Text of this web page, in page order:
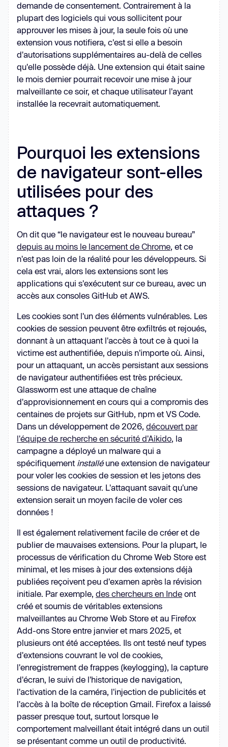
demande de consentement. Contrairement à la
plupart des logiciels qui vous sollicitent pour
approuver les mises à jour, la seule fois où une
extension vous notifiera, c'est si elle a besoin
d'autorisations supplémentaires au-delà de celles
qu'elle possède déjà. Une extension qui était saine
le mois dernier pourrait recevoir une mise à jour
malveillante ce soir, et chaque utilisateur l'ayant
installée la recevrait automatiquement.
Pourquoi les extensions
de navigateur sont-elles
utilisées pour des
attaques ?
On dit que “le navigateur est le nouveau bureau”
depuis au moins le lancement de Chrome, et ce
n'est pas loin de la réalité pour les développeurs. Si
cela est vrai, alors les extensions sont les
applications qui s'exécutent sur ce bureau, avec un
accès aux consoles GitHub et AWS.
Les cookies sont l'un des éléments vulnérables. Les
cookies de session peuvent être exfiltrés et rejoués,
donnant à un attaquant l'accès à tout ce à quoi la
victime est authentifiée, depuis n'importe où. Ainsi,
pour un attaquant, un accès persistant aux sessions
de navigateur authentifiées est très précieux.
Glassworm est une attaque de chaîne
d'approvisionnement en cours qui a compromis des
centaines de projets sur GitHub, npm et VS Code.
Dans un développement de 2026, découvert par
l'équipe de recherche en sécurité d'Aikido, la
campagne a déployé un malware qui a
spécifiquement installéune extension de navigateur
pour voler les cookies de session et les jetons des
sessions de navigateur. L'attaquant savait qu'une
extension serait un moyen facile de voler ces
données !
Il est également relativement facile de créer et de
publier de mauvaises extensions. Pour la plupart, le
processus de vérification du Chrome Web Store est
minimal, et les mises à jour des extensions déjà
publiées reçoivent peu d'examen après la révision
initiale. Par exemple, des chercheurs en Inde ont
créé et soumis de véritables extensions
malveillantes au Chrome Web Store et au Firefox
Add-ons Store entre janvier et mars 2025, et
plusieurs ont été acceptées. Ils ont testé neuf types
d'extensions couvrant le vol de cookies,
l'enregistrement de frappes (keylogging), la capture
d'écran, le suivi de l'historique de navigation,
l'activation de la caméra, l'injection de publicités et
l'accès à la boîte de réception Gmail. Firefox a laissé
passer presque tout, surtout lorsque le
comportement malveillant était intégré dans un outil
se présentant comme un outil de productivité.